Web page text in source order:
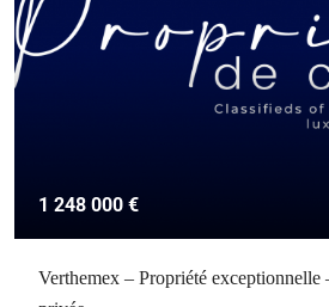
1 248 000 €
Verthemex – Propriété exceptionnelle